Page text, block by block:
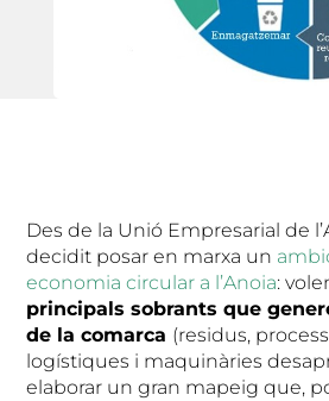
Des de la Unió Empresarial de
decidit posar en marxa un
economia circular a l’Anoia:
principals sobrants que
de la comarca (residus,
logístiques i maquinàries
elaborar un gran mapeig que,